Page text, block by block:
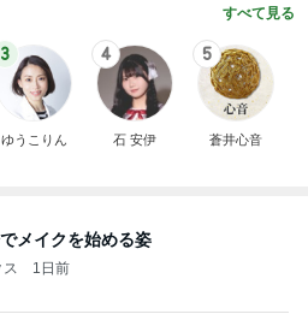
すべて見る
3
ゆうこりん
4
石 安伊
5
蒼井心音
メイクを始める姿
1日前